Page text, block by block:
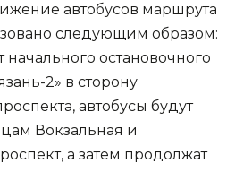
автобусов маршрута
следующим образом:
остановочного
2» в сторону
автобусы будут
Вокзальная и
а затем продолжат